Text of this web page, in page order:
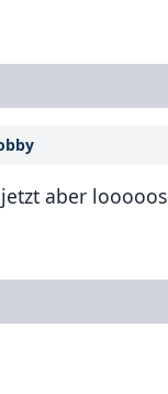
aber looooos